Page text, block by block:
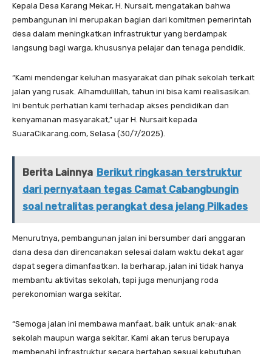
Kepala Desa Karang Mekar, H. Nursait, mengatakan bahwa
pembangunan ini merupakan bagian dari komitmen pemerintah
desa dalam meningkatkan infrastruktur yang berdampak
langsung bagi warga, khususnya pelajar dan tenaga pendidik.
“Kami mendengar keluhan masyarakat dan pihak sekolah terkait
jalan yang rusak. Alhamdulillah, tahun ini bisa kami realisasikan.
Ini bentuk perhatian kami terhadap akses pendidikan dan
kenyamanan masyarakat,” ujar H. Nursait kepada
SuaraCikarang.com, Selasa (30/7/2025).
Berita Lainnya Berikut ringkasan terstruktur
dari pernyataan tegas Camat Cabangbungin
soal netralitas perangkat desa jelang Pilkades
Menurutnya, pembangunan jalan ini bersumber dari anggaran
dana desa dan direncanakan selesai dalam waktu dekat agar
dapat segera dimanfaatkan. Ia berharap, jalan ini tidak hanya
membantu aktivitas sekolah, tapi juga menunjang roda
perekonomian warga sekitar.
“Semoga jalan ini membawa manfaat, baik untuk anak-anak
sekolah maupun warga sekitar. Kami akan terus berupaya
membenahi infrastruktur secara bertahap sesuai kebutuhan